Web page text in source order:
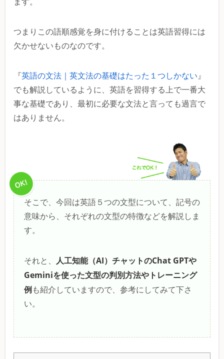
ます。
つまりこの語順感覚を身に付けることは英語習得には
欠かせないものなのです。
『英語の文法｜英文法の基礎はたった１つしかない 』
でも解説しているように、英語を習得する上で一番大
事な基礎であり、最初に必要な文法と言っても過言で
はありません。
そこで、今回は英語５つの文型について、記号の
意味から、それぞれの文型の特徴などを解説しま
す。
それと、
人工知能（AI）チャットのChat GPTや
Geminiを使った文型の判別方法やトレーニング
例も紹介していますので、参考にしてみて下さ
い。